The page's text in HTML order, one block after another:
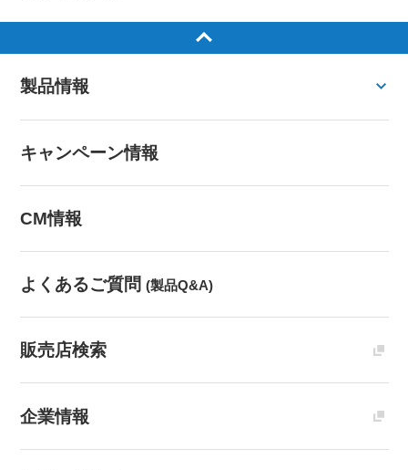
製品情報
キャンペーン情報
CM情報
よくあるご質問 (製品Q&A)
販売店検索
企業情報